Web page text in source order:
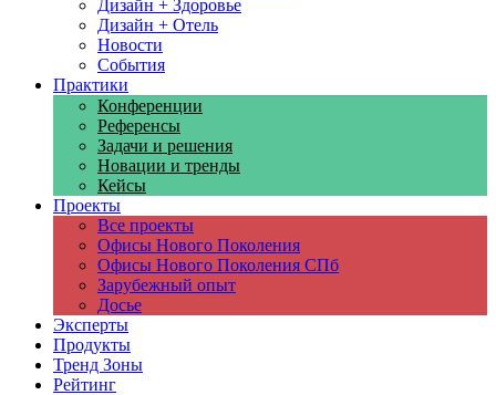
Дизайн + Здоровье
Дизайн + Отель
Новости
События
Практики
Конференции
Референсы
Задачи и решения
Новации и тренды
Кейсы
Проекты
Все проекты
Офисы Нового Поколения
Офисы Нового Поколения СПб
Зарубежный опыт
Досье
Эксперты
Продукты
Тренд Зоны
Рейтинг